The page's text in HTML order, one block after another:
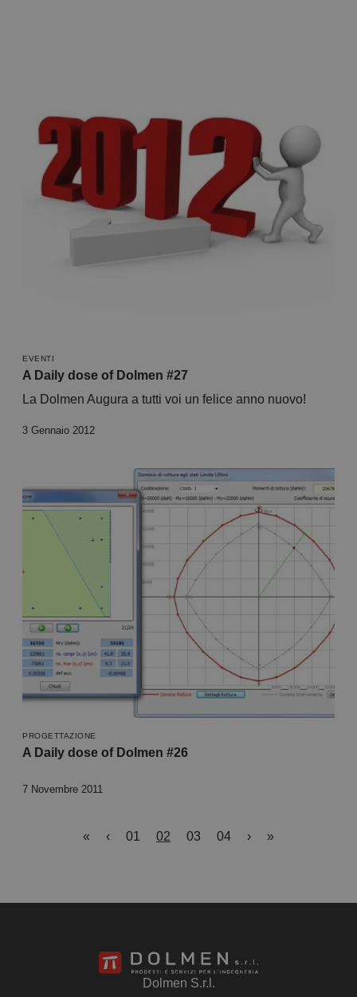
EVENTI
A Daily dose of Dolmen #27
La Dolmen Augura a tutti voi un felice anno nuovo!
3 Gennaio 2012
PROGETTAZIONE
A Daily dose of Dolmen #26
7 Novembre 2011
« ‹ 01 02 03 04 › »
Dolmen S.r.l.